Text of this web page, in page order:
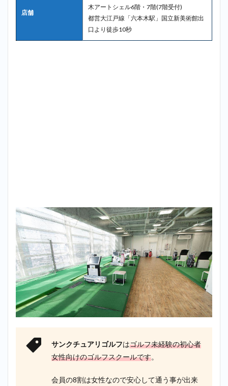
店舗
木アートシェル6階・7階(7階受付)
都営大江戸線「六本木駅」国立新美術館出
口より徒歩10秒
サンクチュアリゴルフはゴルフ未経験の初心者
女性向けのゴルフスクールです。
会員の8割は女性なので安心して通う事が出来